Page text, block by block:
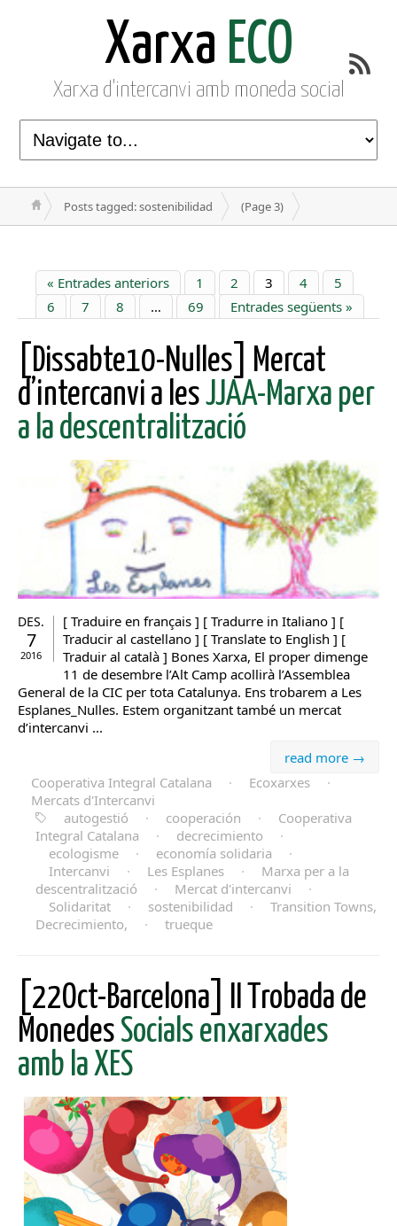
Xarxa ECO
Xarxa d'intercanvi amb moneda social
Posts tagged: sostenibilidad (Page 3)
« Entrades anteriors 1 2 3 4
5
6
7 8 … 69 Entrades següents »
[Dissabte10-Nulles] Mercat
d’intercanvi a lesJJAA-Marxa per
a la descentralització
DES.
7
2016
[ Traduire en français ] [ Tradurre in Italiano ] [
Traducir al castellano ] [ Translate to English ] [
Traduir al català ] Bones Xarxa, El proper dimenge
11 de desembre l’Alt Camp acollirà l’Assemblea
General de la CIC per tota Catalunya. Ens trobarem a Les
Esplanes_Nulles. Estem organitzant també un mercat
d’intercanvi ...
read more →
Cooperativa Integral Catalana
· Ecoxarxes
·
Mercats d'Intercanvi
autogestió
· cooperación ·
Cooperativa
Integral Catalana
· decrecimiento
·
ecologisme
· economía solidaria
·
Intercanvi
· Les Esplanes ·
Marxa per a la
descentralització
· Mercat d'intercanvi
·
Solidaritat
· sostenibilidad ·
Transition Towns,
Decrecimiento,
· trueque
[22Oct-Barcelona] II Trobada de
Monedes Socials enxarxades
amb la XES